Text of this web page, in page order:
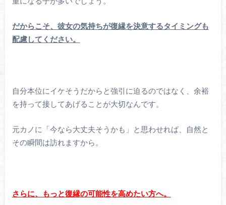
だからこそ、彼女の気持ちが復縁を決意するタイミングも
配慮してください。
自分本位にイケそうだからと強引に迫るのではなく、余裕
を持って接してあげることが大切なんです。
元カノに「今なら大丈夫そうかも」と思わせれば、自然と
その瞬間は訪れますから。
さらに、もっと復縁の可能性を高めたい方へ。